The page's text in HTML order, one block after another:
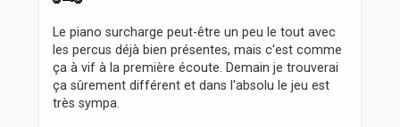
Le piano surcharge peut-être un peu le tout avec
les percus déjà bien présentes, mais c'est comme
ça à vif à la première écoute. Demain je trouverai
ça sûrement différent et dans l'absolu le jeu est
très sympa.